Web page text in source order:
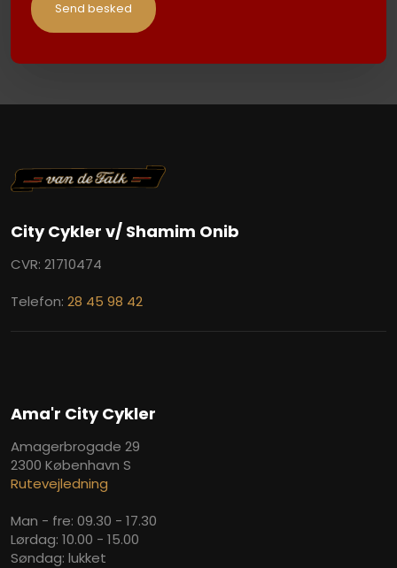
City Cykler v/ Shamim Onib
CVR: 21710474
Telefon: 28 45 98 42
Ama'r City Cykler
Amagerbrogade 29
​2300 København S
Rutevejledning
Man - fre: 09.30 - 17.30
​Lørdag: 10.00 - 15.00
Søndag: lukket